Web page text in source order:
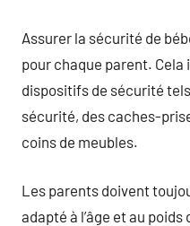
Assurer la sécurité de
pour chaque parent. Cela
dispositifs de sécurité
sécurité, des caches-
coins de meubles.
Les parents doivent
adapté à l’âge et au